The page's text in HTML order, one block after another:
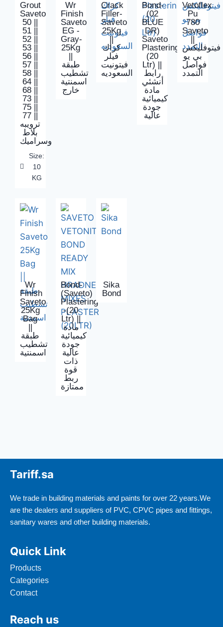
Grout
Saveto
50 ||
51 ||
52 ||
53 ||
56 ||
57 ||
58 ||
64 ||
68 ||
73 ||
75 ||
77 ||
ترويبه
بلاط
وسراميك
Size:
10
KG
Wr
Finish
Saveto
EG -
Gray-
25Kg
طبقة
تشطيب
اسمنتية
خارج
Crack
Filler-
Saveto
25Kg
||
كراك
فيلر
فيتونيت
السعوديه
Bond-
(02
BLUE
DR)
Saveto
Plastering
(20
Ltr) ||
رابط
أنشئي
مادة
كيميائية
جودة
عالية
Vetoflex
Pu
780
Saveto
فيتوفليكس
بي يو
فواصل
التمدد
Wr
Finish
Saveto
25Kg
Bag
طبقة
تشطيب
اسمنتية
Bond-
(Saveto)
Plastering
-(20
Ltr) ||
مادة
كيميائية
جودة
عالية
ذات
قوة
ربط
ممتازة
Sika
Bond
Tariff.sa
We trade in building materials and paints for over 22 years.We
are the dealers and suppliers of PVC, CPVC pipes and fittings,
sanitary wares and other building materials.
Quick Link
Products
Categories
Contact
Reach us